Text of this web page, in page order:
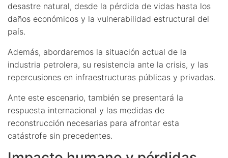
desastre natural, desde la pérdida de vidas hasta los
daños económicos y la vulnerabilidad estructural del
país.
Además, abordaremos la situación actual de la
industria petrolera, su resistencia ante la crisis, y las
repercusiones en infraestructuras públicas y privadas.
Ante este escenario, también se presentará la
respuesta internacional y las medidas de
reconstrucción necesarias para afrontar esta
catástrofe sin precedentes.